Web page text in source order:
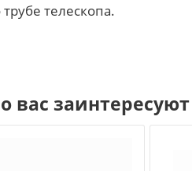
телескопа.
вас заинтересуют